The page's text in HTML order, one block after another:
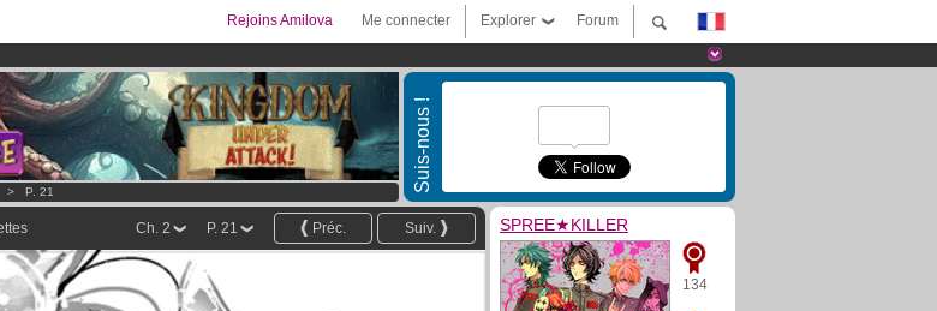
Forum
Explorer
Me connecter
Rejoins Amilova
ici pour t'abonner
Suis-nous !
> P. 21
Suiv.
Préc.
P. 21
Ch. 2 SPREE★KILLER
134